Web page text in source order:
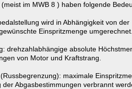
im MWB 8 ) haben folgende
wird in Abhängigkeit von der
Einspritzmenge
drehzahlabhängige absolute
von Motor und Kraftstrang.
maximale
Abgasbestimmungen verbrannt